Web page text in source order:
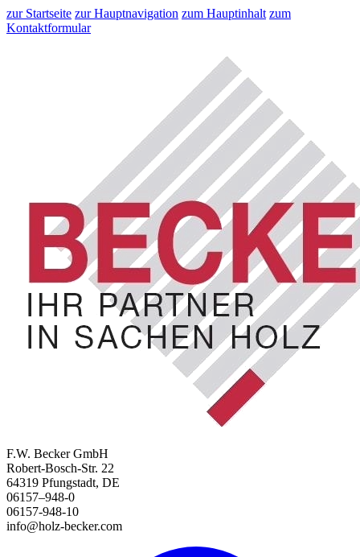
zur Startseite zur Hauptnavigation zum Hauptinhalt zum
Kontaktformular
F.W. Becker GmbH
Robert-Bosch-Str. 22
64319 Pfungstadt, DE
06157–948-0
06157-948-10
info@holz-becker.com